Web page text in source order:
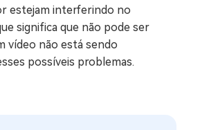
estejam interferindo no
significa que não pode ser
vídeo não está sendo
possíveis problemas.